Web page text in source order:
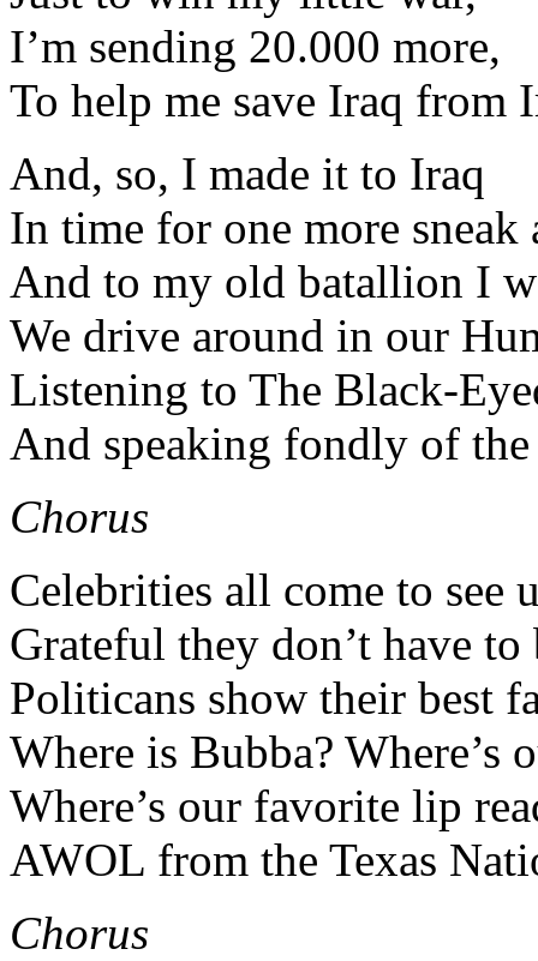
I’m sending 20.000 more,
To help me save Iraq from
And, so, I made it to Iraq
In time for one more sneak
And to my old batallion I
We drive around in our
Listening to The Black-
And speaking fondly of the
Chorus
Celebrities all come to see
Grateful they don’t have to
Politicans show their best
Where is Bubba? Where’s
Where’s our favorite lip
AWOL from the Texas
Chorus